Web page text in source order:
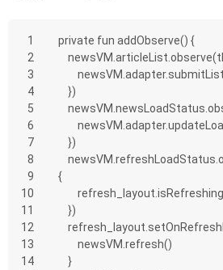
1
2
3
4
5
6
7
8
9
10
11
12
13
14
private fun addObserve() {
    })
    })
{
    })
        newsVM.refresh()
    }